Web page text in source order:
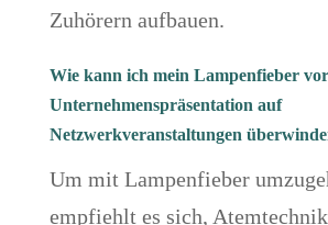
Zuhörern aufbauen.
Wie kann ich mein Lampenfieber
Unternehmenspräsentation auf
Netzwerkveranstaltungen
Um mit Lampenfieber
empfiehlt es sich,